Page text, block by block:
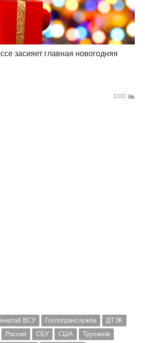
засияет главная новогодняя
3300
ВСУ Госпогранслужба
ДТЭК
Россия СБУ США
Труханов